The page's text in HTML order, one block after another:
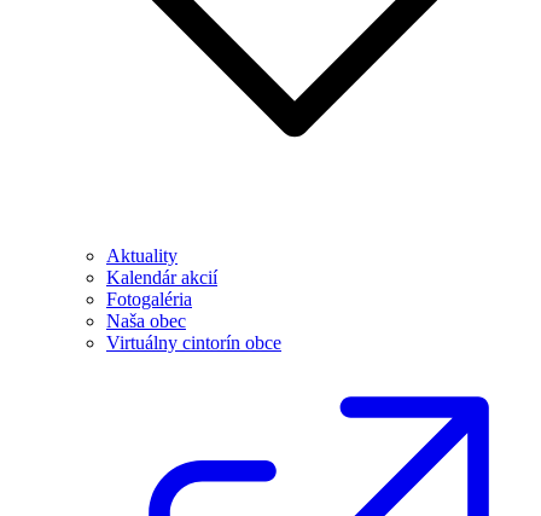
Aktuality
Kalendár akcií
Fotogaléria
Naša obec
Virtuálny cintorín obce